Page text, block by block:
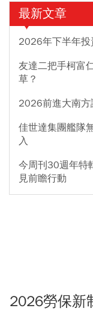
最新文章
2026年下半年投
友達二把手柯富
草？
2026前進大南方
佳世達集團艦隊
入
今周刊30週年特
見前瞻行動
2026勞保新